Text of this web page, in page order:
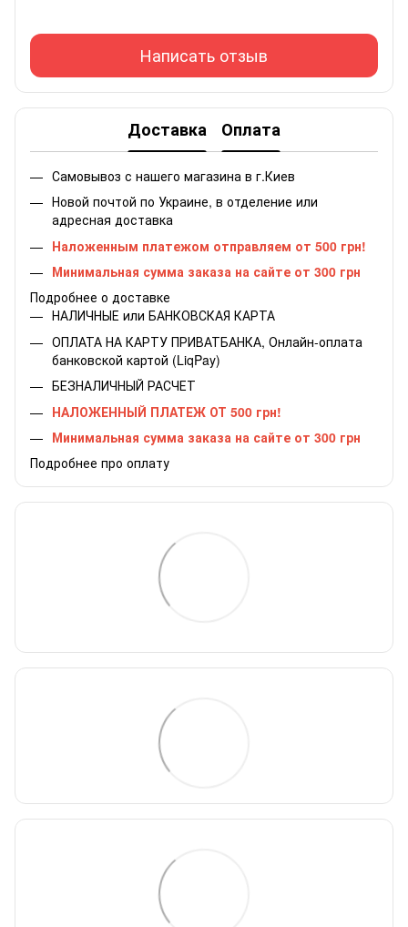
Написать отзыв
Доставка Оплата
Самовывоз с нашего магазина в г.Киев
Новой почтой по Украине, в отделение или
адресная доставка
Наложенным платежом отправляем от 500 грн!
Минимальная сумма заказа на сайте от 300 грн
Подробнее о доставке
НАЛИЧНЫЕ или БАНКОВСКАЯ КАРТА
ОПЛАТА НА КАРТУ ПРИВАТБАНКА, Онлайн-оплата
банковской картой (LiqPay)
БЕЗНАЛИЧНЫЙ РАСЧЕТ
НАЛОЖЕННЫЙ ПЛАТЕЖ ОТ 500 грн!
Минимальная сумма заказа на сайте от 300 грн
Подробнее про оплату